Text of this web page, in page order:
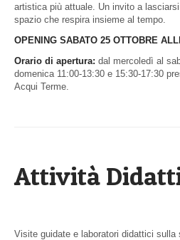
artistica più attuale. Un invito a
spazio che respira insieme al tempo.
OPENING SABATO 25 OTTOBRE
Orario di apertura: dal mercoledì al
domenica 11:00-13:30 e 15:30-17:30
Acqui Terme.
Attività
Visite guidate e laboratori didattici sulla